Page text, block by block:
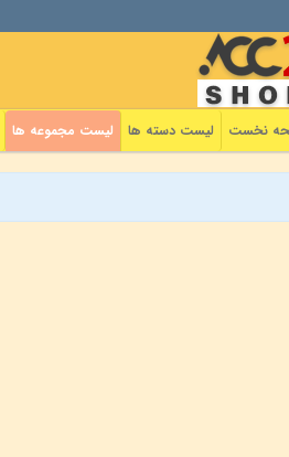
نخست لیست دسته ها لیست مجموعه ها